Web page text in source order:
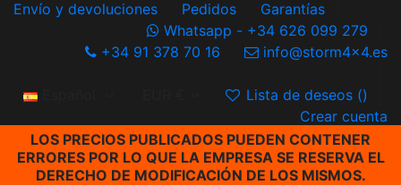
Envío y devoluciones Pedidos
Garantías
Whatsapp - +34 626 099 279
+34 91 378 70 16
info@storm4x4.es
Español Lista de deseos ()
Crear cuenta
LOS PRECIOS PUBLICADOS PUEDEN CONTENER
ERRORES POR LO QUE LA EMPRESA SE RESERVA EL
DERECHO DE MODIFICACIÓN DE LOS MISMOS.